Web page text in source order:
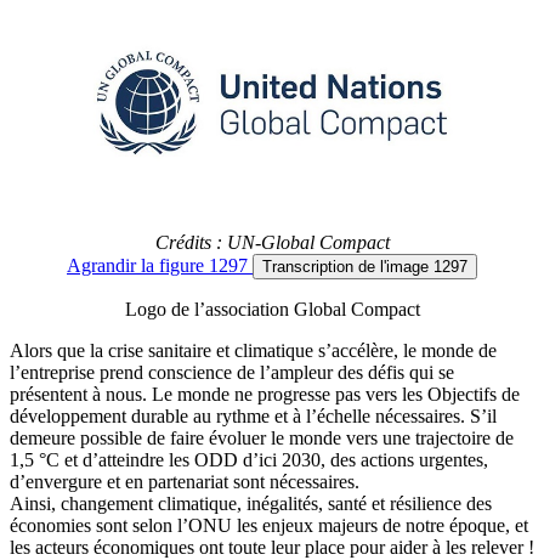
Crédits : UN-Global Compact
Agrandirla figure 1297 Transcription de l'image 1297
Logo de l’association Global Compact
Alors que la crise sanitaire et climatique s’accélère, le monde de
l’entreprise prend conscience de l’ampleur des défis qui se
présentent à nous. Le monde ne progresse pas vers les Objectifs de
développement durable au rythme et à l’échelle nécessaires. S’il
demeure possible de faire évoluer le monde vers une trajectoire de
1,5 °C et d’atteindre les ODD d’ici 2030, des actions urgentes,
d’envergure et en partenariat sont nécessaires.
Ainsi, changement climatique, inégalités, santé et résilience des
économies sont selon l’ONU les enjeux majeurs de notre époque, et
les acteurs économiques ont toute leur place pour aider à les relever !